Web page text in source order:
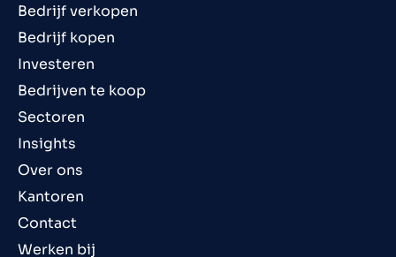
Bedrijf verkopen
Bedrijf kopen
Investeren
Bedrijven te koop
Sectoren
Insights
Over ons
Kantoren
Contact
Werken bij